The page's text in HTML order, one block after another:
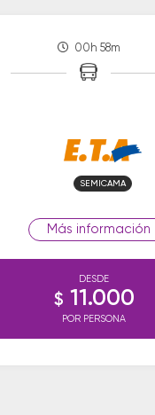
00h 58m
SEMICAMA
información
DESDE
$ 11.000
POR PERSONA